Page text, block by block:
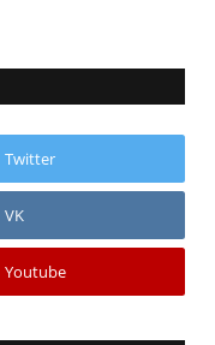
Twitter
VK
Youtube